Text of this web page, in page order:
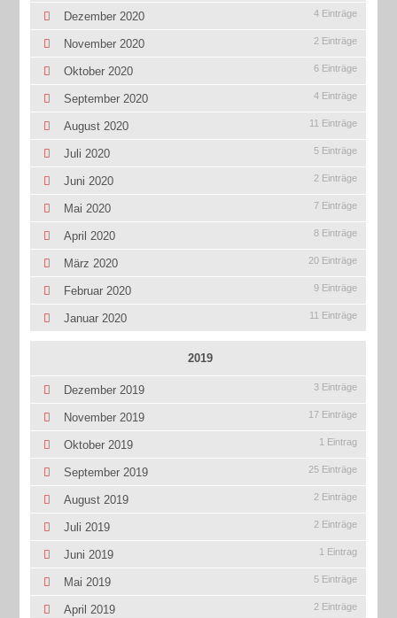
Dezember 2020 4 Einträge
November 2020 2 Einträge
Oktober 2020 6 Einträge
September 2020 4 Einträge
August 2020 11 Einträge
Juli 2020 5 Einträge
Juni 2020 2 Einträge
Mai 2020 7 Einträge
April 2020 8 Einträge
März 2020 20 Einträge
Februar 2020 9 Einträge
Januar 2020 11 Einträge
2019
Dezember 2019 3 Einträge
November 2019 17 Einträge
Oktober 2019 1 Eintrag
September 2019 25 Einträge
August 2019 2 Einträge
Juli 2019 2 Einträge
Juni 2019 1 Eintrag
Mai 2019 5 Einträge
April 2019 2 Einträge